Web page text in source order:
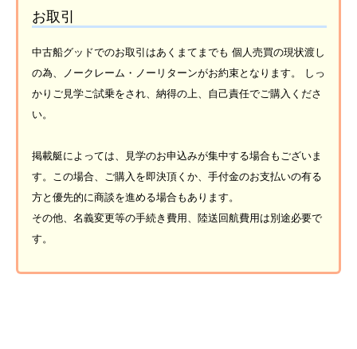
お取引
中古船グッドでのお取引はあくまてまでも 個人売買の現状渡し
の為、ノークレーム・ノーリターンがお約束となります。 しっ
かりご見学ご試乗をされ、納得の上、自己責任でご購入くださ
い。
掲載艇によっては、見学のお申込みが集中する場合もございま
す。この場合、ご購入を即決頂くか、手付金のお支払いの有る
方と優先的に商談を進める場合もあります。
その他、名義変更等の手続き費用、陸送回航費用は別途必要で
す。